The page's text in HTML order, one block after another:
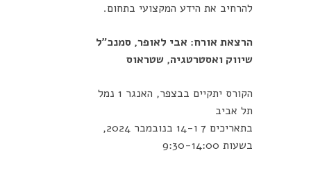
להרחיב את הידע המקצועי בתחום.
הרצאת אורח: אבי לאופר, סמנכ"ל
שיווק ואסטרטגיה, שטראוס
הקורס יתקיים בבצפר, האנגר 1 נמל
תל אביב
בתאריכים 7 ו-14 בנובמבר 2024,
בשעות 9:30-14:00